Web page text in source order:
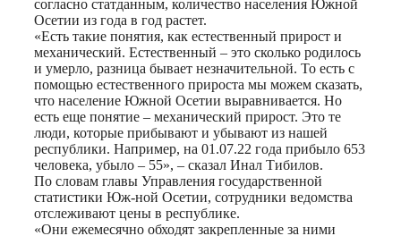
согласно статданным, количество населения Южной
Осетии из года в год растет.
«Есть такие понятия, как естественный прирост и
механический. Естественный – это сколько родилось
и умерло, разница бывает незначительной. То есть с
помощью естественного прироста мы можем сказать,
что население Южной Осетии выравнивается. Но
есть еще понятие – механический прирост. Это те
люди, которые прибывают и убывают из нашей
республики. Например, на 01.07.22 года прибыло 653
человека, убыло – 55», – сказал Инал Тибилов.
По словам главы Управления государственной
статистики Юж-ной Осетии, сотрудники ведомства
отслеживают цены в республике.
«Они ежемесячно обходят закрепленные за ними